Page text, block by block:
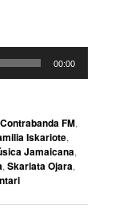
00:00
Contrabanda FM,
Iskariote,
Jamaicana,
,Skarlata Ojara,